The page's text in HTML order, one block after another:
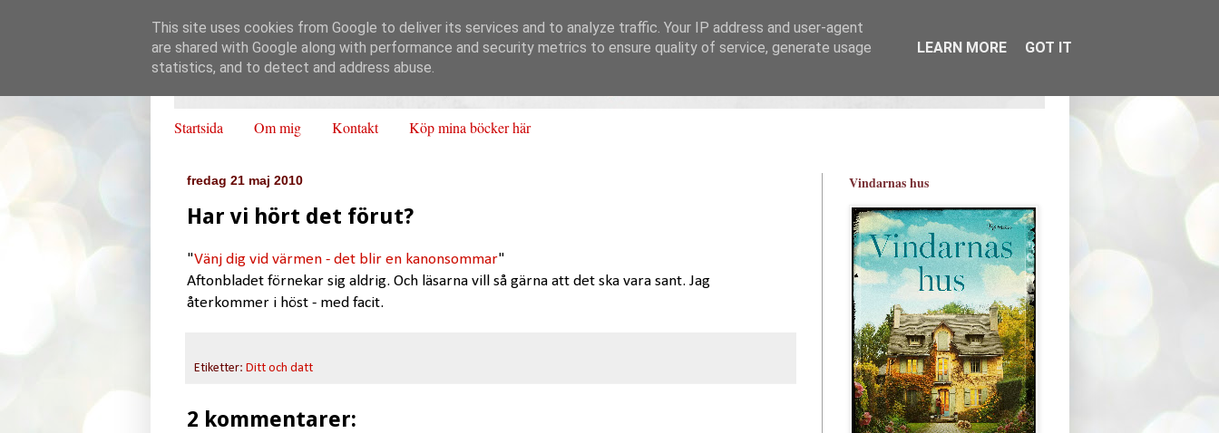
Startsida Om mig Kontakt Köp mina böcker här
fredag 21 maj 2010
Har vi hört det förut?
"Vänj dig vid värmen - det blir en kanonsommar"
Aftonbladet förnekar sig aldrig. Och läsarna vill så gärna att det ska vara sant. Jag
återkommer i höst - med facit.
Etiketter: Ditt och datt
2 kommentarer:
Vindarnas hus
This site uses cookies from Google to deliver its services and to analyze traffic. Your IP address and user-agent
are shared with Google along with performance and security metrics to ensure quality of service, generate usage
statistics, and to detect and address abuse.
LEARN MORE GOT IT